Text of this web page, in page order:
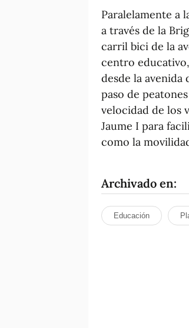
Paralelamente a
a través de la
carril bici de la
centro
desde la
paso de
velocidad de los
Jaume I para
como la
Archivado en:
Educación